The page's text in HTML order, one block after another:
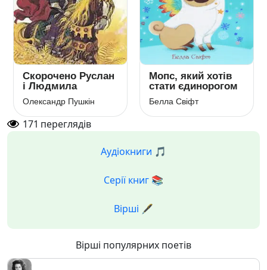
Скорочено Руслан
і Людмила
Олександр Пушкін
Мопс, який хотів
стати єдинорогом
Белла Свіфт
171 переглядів
Аудіокниги 🎵
Серії книг 📚
Вірші 🖋️
Вірші популярних поетів